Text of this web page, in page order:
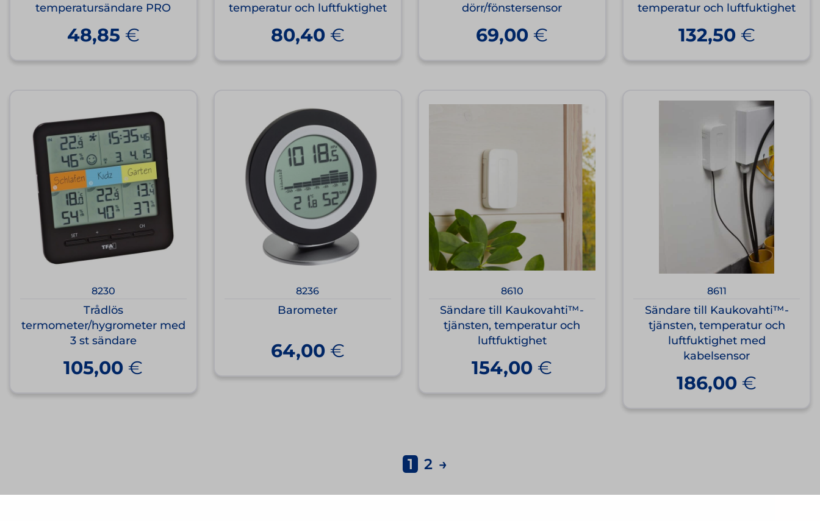
temperatursändare PRO
48,85 €
temperatur och luftfuktighet
80,40 €
dörr/fönstersensor
69,00 €
temperatur och luftfuktighet
132,50 €
8230
Trådlös
termometer/hygrometer med
3 st sändare
105,00 €
8236
Barometer
64,00 €
8610
Sändare till Kaukovahti™-
tjänsten, temperatur och
luftfuktighet
154,00 €
8611
Sändare till Kaukovahti™-
tjänsten, temperatur och
luftfuktighet med
kabelsensor
186,00 €
1 2 →